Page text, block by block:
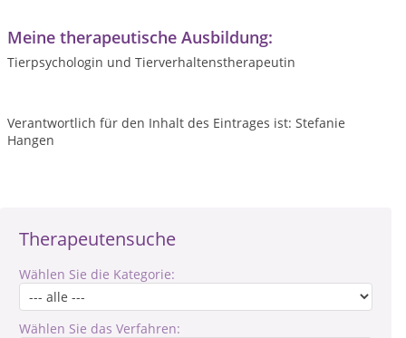
Therapeutensuche
Wählen Sie die Kategorie:
Wählen Sie das Verfahren:
Meine therapeutische Ausbildung:
Tierpsychologin und Tierverhaltenstherapeutin
Verantwortlich für den Inhalt des Eintrages ist: Stefanie
Hangen